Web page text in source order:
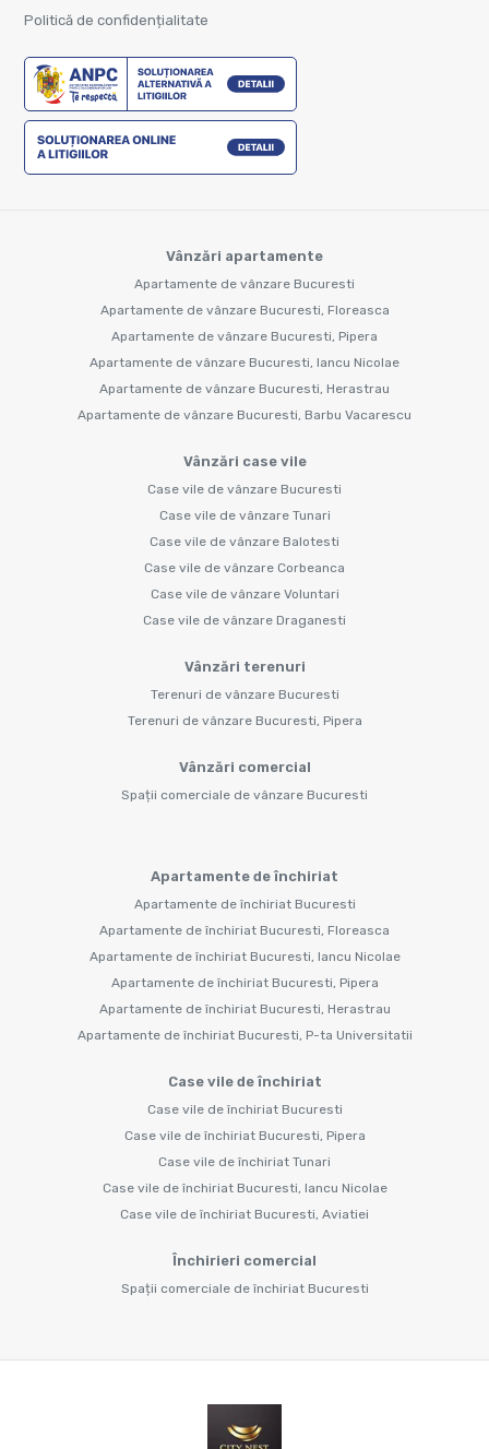
Politică de confidențialitate
Vânzări apartamente
Apartamente de vânzare Bucuresti
Apartamente de vânzare Bucuresti, Floreasca
Apartamente de vânzare Bucuresti, Pipera
Apartamente de vânzare Bucuresti, Iancu Nicolae
Apartamente de vânzare Bucuresti, Herastrau
Apartamente de vânzare Bucuresti, Barbu Vacarescu
Vânzări case vile
Case vile de vânzare Bucuresti
Case vile de vânzare Tunari
Case vile de vânzare Balotesti
Case vile de vânzare Corbeanca
Case vile de vânzare Voluntari
Case vile de vânzare Draganesti
Vânzări terenuri
Terenuri de vânzare Bucuresti
Terenuri de vânzare Bucuresti, Pipera
Vânzări comercial
Spații comerciale de vânzare Bucuresti
Apartamente de închiriat
Apartamente de închiriat Bucuresti
Apartamente de închiriat Bucuresti, Floreasca
Apartamente de închiriat Bucuresti, Iancu Nicolae
Apartamente de închiriat Bucuresti, Pipera
Apartamente de închiriat Bucuresti, Herastrau
Apartamente de închiriat Bucuresti, P-ta Universitatii
Case vile de închiriat
Case vile de închiriat Bucuresti
Case vile de închiriat Bucuresti, Pipera
Case vile de închiriat Tunari
Case vile de închiriat Bucuresti, Iancu Nicolae
Case vile de închiriat Bucuresti, Aviatiei
Închirieri comercial
Spații comerciale de închiriat Bucuresti